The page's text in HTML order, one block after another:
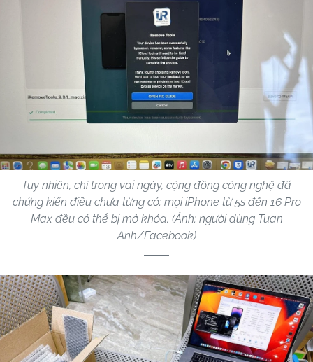
Tuy nhiên, chỉ trong vài ngày, cộng đồng công nghệ đã
chứng kiến điều chưa từng có: mọi iPhone từ 5s đến 16 Pro
Max đều có thể bị mở khóa. (Ảnh: người dùng Tuan
Anh/Facebook)